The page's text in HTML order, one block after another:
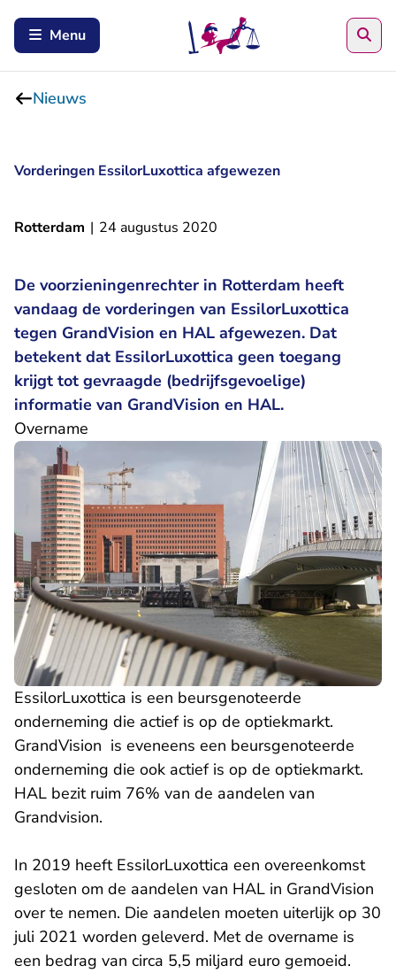
Menu
Nieuws
Vorderingen EssilorLuxottica afgewezen
Rotterdam | 24 augustus 2020
De voorzieningenrechter in Rotterdam heeft
vandaag de vorderingen van EssilorLuxottica
tegen GrandVision en HAL afgewezen. Dat
betekent dat EssilorLuxottica geen toegang
krijgt tot gevraagde (bedrijfsgevoelige)
informatie van GrandVision en HAL.
Overname
EssilorLuxottica is een beursgenoteerde
onderneming die actief is op de optiekmarkt.
GrandVision is eveneens een beursgenoteerde
onderneming die ook actief is op de optiekmarkt.
HAL bezit ruim 76% van de aandelen van
Grandvision.
In 2019 heeft EssilorLuxottica een overeenkomst
gesloten om de aandelen van HAL in GrandVision
over te nemen. Die aandelen moeten uiterlijk op 30
juli 2021 worden geleverd. Met de overname is
een bedrag van circa 5,5 miljard euro gemoeid.